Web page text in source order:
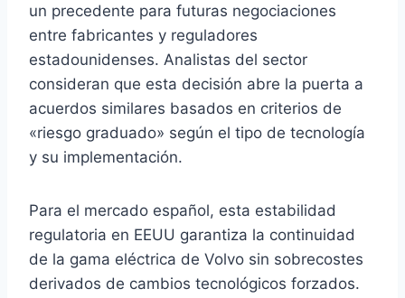
un precedente para futuras negociaciones
entre fabricantes y reguladores
estadounidenses. Analistas del sector
consideran que esta decisión abre la puerta a
acuerdos similares basados en criterios de
«riesgo graduado» según el tipo de tecnología
y su implementación.
Para el mercado español, esta estabilidad
regulatoria en EEUU garantiza la continuidad
de la gama eléctrica de Volvo sin sobrecostes
derivados de cambios tecnológicos forzados.